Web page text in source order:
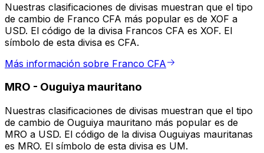
Nuestras clasificaciones de divisas muestran que el tipo
de cambio de Franco CFA más popular es de XOF a
USD. El código de la divisa Francos CFA es XOF. El
símbolo de esta divisa es CFA.
Más información sobre Franco CFA
MRO - Ouguiya mauritano
Nuestras clasificaciones de divisas muestran que el tipo
de cambio de Ouguiya mauritano más popular es de
MRO a USD. El código de la divisa Ouguiyas mauritanas
es MRO. El símbolo de esta divisa es UM.